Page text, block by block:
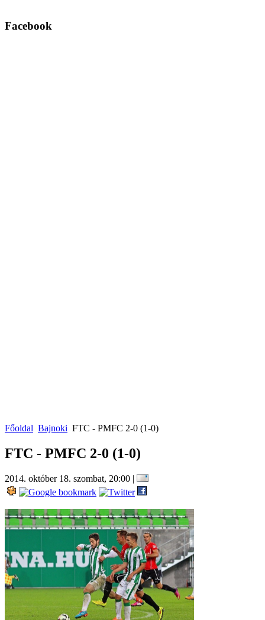
Facebook
Főoldal Bajnoki FTC - PMFC 2-0 (1-0)
FTC - PMFC 2-0 (1-0)
2014. október 18. szombat, 20:00 |